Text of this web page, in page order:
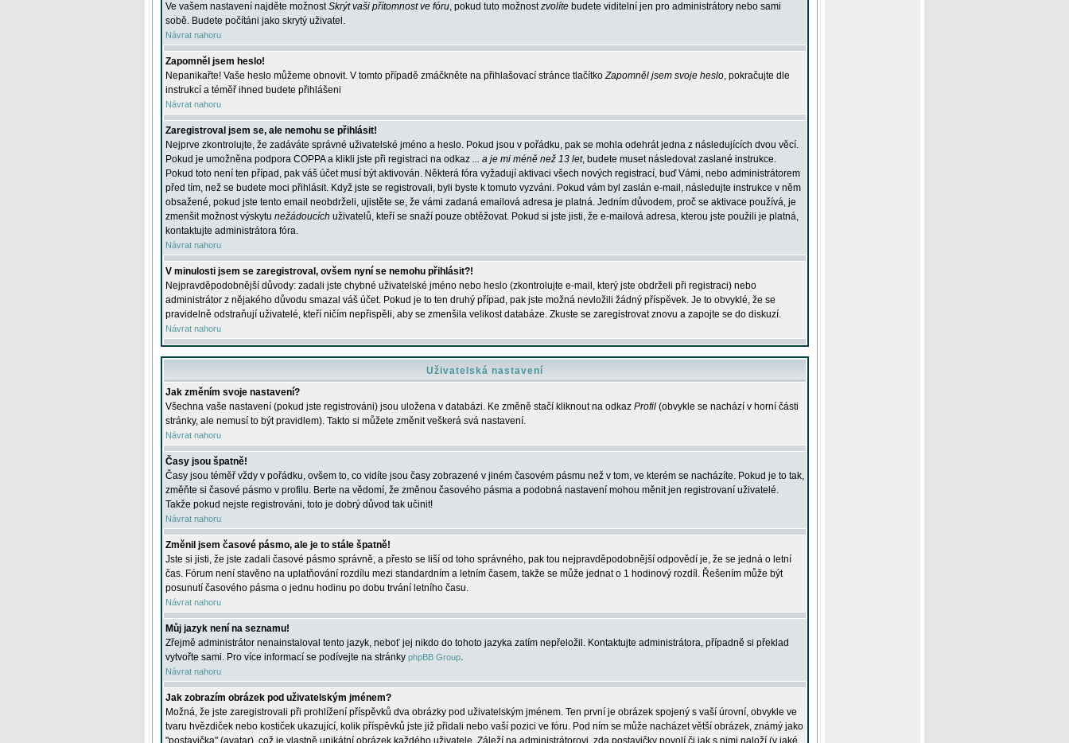
Ve vašem nastavení najděte možnostSkrýt vaši přítomnost ve fóru, pokud tuto možnostzvolíte budete viditelní jen pro administrátory nebo sami
sobě. Budete počítáni jako skrytý uživatel.
Návrat nahoru
Zapomněl jsem heslo!
Nepanikařte! Vaše heslo můžeme obnovit. V tomto případě zmáčkněte na přihlašovací stránce tlačítkoZapomněl jsem svoje heslo, pokračujte dle
instrukcí a téměř ihned budete přihlášeni
Návrat nahoru
Zaregistroval jsem se, ale nemohu se přihlásit!
Nejprve zkontrolujte, že zadáváte správné uživatelské jméno a heslo. Pokud jsou v pořádku, pak se mohla odehrát jedna z následujících dvou věcí.
Pokud je umožněna podpora COPPA a klikli jste při registraci na odkaz ... a je mi méně než 13 let, budete muset následovat zaslané instrukce.
Pokud toto není ten případ, pak váš účet musí být aktivován. Některá fóra vyžadují aktivaci všech nových registrací, buď Vámi, nebo administrátorem
před tím, než se budete moci přihlásit. Když jste se registrovali, byli byste k tomuto vyzváni. Pokud vám byl zaslán e-mail, následujte instrukce v něm
obsažené, pokud jste tento email neobdrželi, ujistěte se, že vámi zadaná emailová adresa je platná. Jedním důvodem, proč se aktivace používá, je
zmenšit možnost výskytu nežádoucích uživatelů, kteří se snaží pouze obtěžovat. Pokud si jste jisti, že e-mailová adresa, kterou jste použili je platná,
kontaktujte administrátora fóra.
Návrat nahoru
V minulosti jsem se zaregistroval, ovšem nyní se nemohu přihlásit?!
Nejpravděpodobnější důvody: zadali jste chybné uživatelské jméno nebo heslo (zkontrolujte e-mail, který jste obdrželi při registraci) nebo
administrátor z nějakého důvodu smazal váš účet. Pokud je to ten druhý případ, pak jste možná nevložili žádný příspěvek. Je to obvyklé, že se
pravidelně odstraňují uživatelé, kteří ničím nepřispěli, aby se zmenšila velikost databáze. Zkuste se zaregistrovat znovu a zapojte se do diskuzí.
Návrat nahoru
Uživatelská nastavení
Jak změním svoje nastavení?
Všechna vaše nastavení (pokud jste registrováni) jsou uložena v databázi. Ke změně stačí kliknout na odkaz Profil (obvykle se nachází v horní části
stránky, ale nemusí to být pravidlem). Takto si můžete změnit veškerá svá nastavení.
Návrat nahoru
Časy jsou špatně!
Časy jsou téměř vždy v pořádku, ovšem to, co vidíte jsou časy zobrazené v jiném časovém pásmu než v tom, ve kterém se nacházíte. Pokud je to tak,
změňte si časové pásmo v profilu. Berte na vědomí, že změnou časového pásma a podobná nastavení mohou měnit jen registrovaní uživatelé.
Takže pokud nejste registrováni, toto je dobrý důvod tak učinit!
Návrat nahoru
Změnil jsem časové pásmo, ale je to stále špatně!
Jste si jisti, že jste zadali časové pásmo správně, a přesto se liší od toho správného, pak tou nejpravděpodobnější odpovědí je, že se jedná o letní
čas. Fórum není stavěno na uplatňování rozdílu mezi standardním a letním časem, takže se může jednat o 1 hodinový rozdíl. Řešením může být
posunutí časového pásma o jednu hodinu po dobu trvání letního času.
Návrat nahoru
Můj jazyk není na seznamu!
Zřejmě administrátor nenainstaloval tento jazyk, neboť jej nikdo do tohoto jazyka zatím nepřeložil. Kontaktujte administrátora, případně si překlad
vytvořte sami. Pro více informací se podívejte na stránky phpBB Group.
Návrat nahoru
Jak zobrazím obrázek pod uživatelským jménem?
Možná, že jste zaregistrovali při prohlížení příspěvků dva obrázky pod uživatelským jménem. Ten první je obrázek spojený s vaší úrovní, obvykle ve
tvaru hvězdiček nebo kostiček ukazující, kolik příspěvků jste již přidali nebo vaší pozici ve fóru. Pod ním se může nacházet větší obrázek, známý jako
"postavička" (avatar), což je vlastně unikátní obrázek každého uživatele. Záleží na administrátorovi, zda postavičky povolí či jak s nimi naloží (v jaké